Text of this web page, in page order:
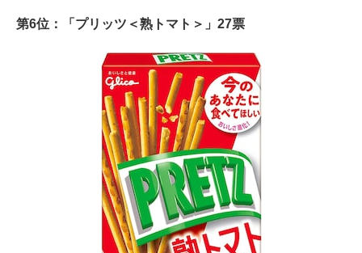
第6位：「プリッツ＜熟トマト＞」27票